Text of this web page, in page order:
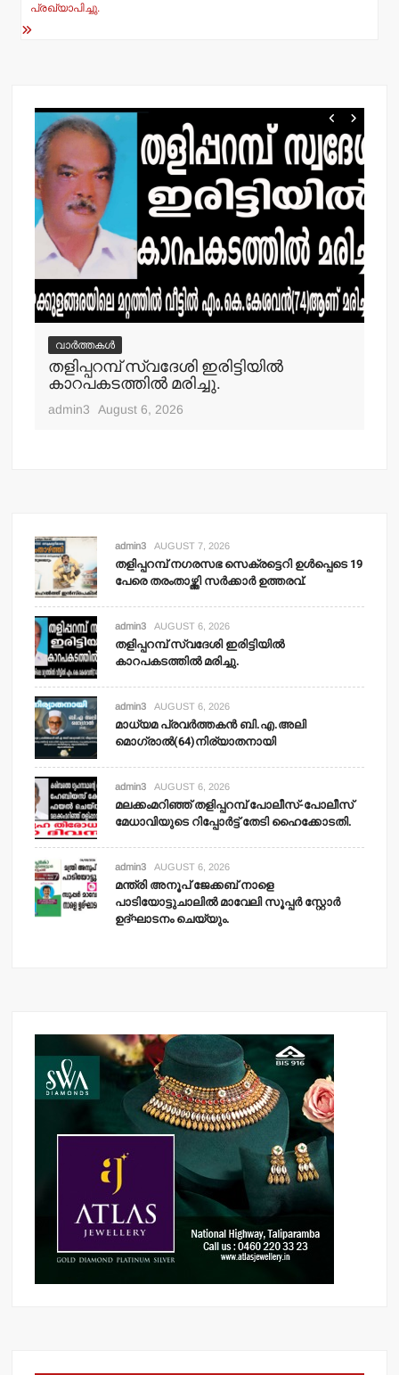
പ്രഖ്യാപിച്ചു.
വാർത്തകൾ
തളിപ്പറമ്പ് സ്വദേശി ഇരിട്ടിയില്‍
കാറപകടത്തില്‍ മരിച്ചു.
admin3 August 6, 2026
admin3 AUGUST 7, 2026
തളിപ്പറമ്പ് നഗരസഭ സെക്രട്ടെറി ഉള്‍പ്പെടെ 19
പേരെ തരംതാഴ്ത്തി സര്‍ക്കാര്‍ ഉത്തരവ്.
admin3 AUGUST 6, 2026
തളിപ്പറമ്പ് സ്വദേശി ഇരിട്ടിയില്‍
കാറപകടത്തില്‍ മരിച്ചു.
admin3 AUGUST 6, 2026
മാധ്യമ പ്രവര്‍ത്തകന്‍ ബി.എ.അലി
മൊഗ്രാല്‍(64)നിര്യാതനായി
admin3 AUGUST 6, 2026
മലക്കംമറിഞ്ഞ് തളിപ്പറമ്പ് പോലീസ്-പോലീസ്
മേധാവിയുടെ റിപ്പോര്‍ട്ട് തേടി ഹൈക്കോടതി.
admin3 AUGUST 6, 2026
മന്ത്രി അനൂപ് ജേക്കബ് നാളെ
പാടിയോട്ടുചാലില്‍ മാവേലി സൂപ്പര്‍ സ്റ്റോര്‍
ഉദ്ഘാടനം ചെയ്യും.